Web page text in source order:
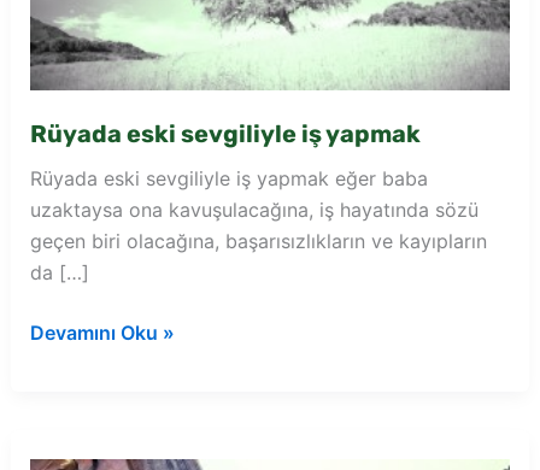
Rüyada eski sevgiliyle iş yapmak
Rüyada eski sevgiliyle iş yapmak eğer baba
uzaktaysa ona kavuşulacağına, iş hayatında sözü
geçen biri olacağına, başarısızlıkların ve kayıpların
da […]
Rüyada
yapmak
Devamını Oku »